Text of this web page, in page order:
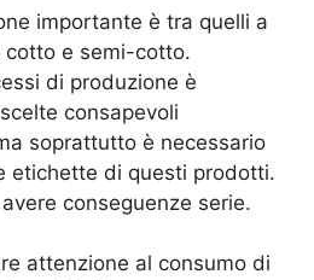
importante è tra quelli a
e semi-cotto.
di produzione è
consapevoli
soprattutto è necessario
etichette di questi prodotti.
conseguenze serie.
attenzione al consumo di